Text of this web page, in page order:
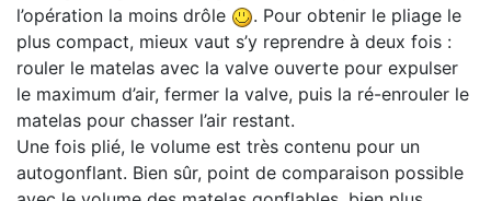
l’opération la moins drôle
. Pour obtenir le pliage le
plus compact, mieux vaut s’y reprendre à deux fois :
rouler le matelas avec la valve ouverte pour expulser
le maximum d’air, fermer la valve, puis la ré-enrouler le
matelas pour chasser l’air restant.
Une fois plié, le volume est très contenu pour un
autogonflant. Bien sûr, point de comparaison possible